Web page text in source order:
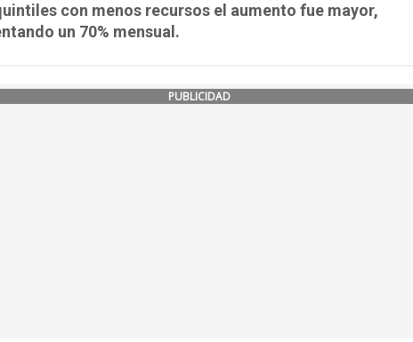
con menos recursos el aumento fue mayor,
un 70% mensual.
PUBLICIDAD